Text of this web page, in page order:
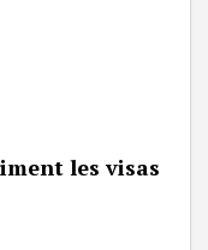
les visas